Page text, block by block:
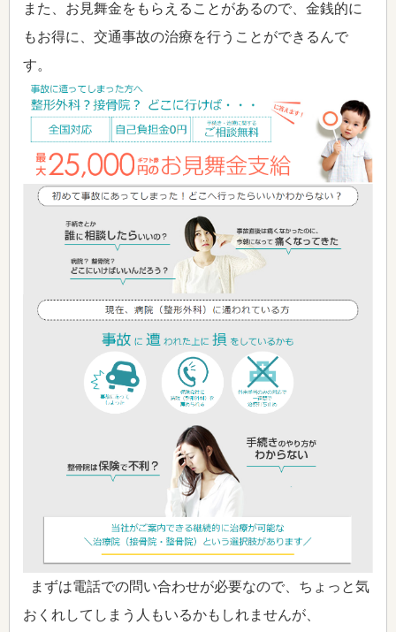
また、お見舞金をもらえることがあるので、金銭的に
もお得に、交通事故の治療を行うことができるんで
す。
まずは電話での問い合わせが必要なので、ちょっと気
おくれしてしまう人もいるかもしれませんが、